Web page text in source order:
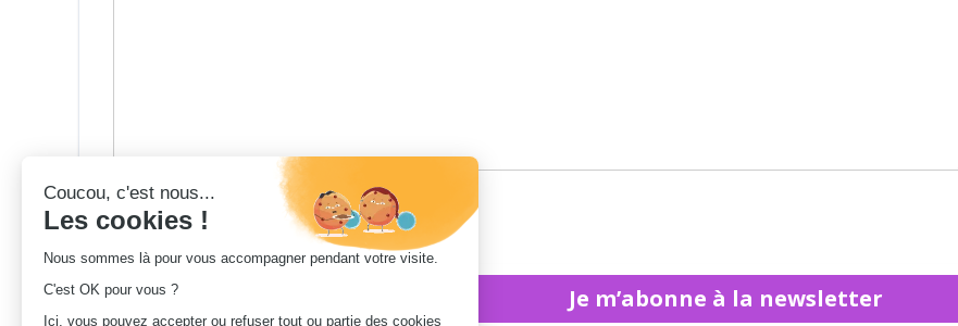
Je m’abonne à la newsletter